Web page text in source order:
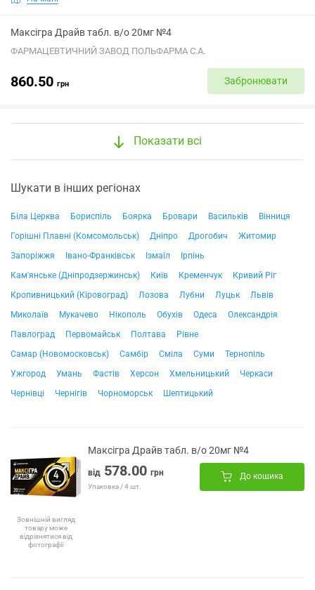
Максігра Драйв табл. в/о 20мг №4
ФАРМАЦЕВТИЧНИЙ ЗАВОД ПОЛЬФАРМА С.А.
860.50 грн Забронювати
Показати всі
Шукати в інших регіонах
Біла Церква Бориспіль Боярка Бровари Васильків
Вінниця
Горішні Плавні (Комсомольськ)
Дніпро Дрогобич
Житомир
Запоріжжя
Івано-Франківськ Ізмаїл
Ірпінь
Кам'янське (Дніпродзержинськ)
Київ Кременчук
Кривий Ріг
Кропивницький (Кіровоград)
Лозова Лубни Луцьк
Львів
Миколаїв
Мукачево Нікополь Обухів Одеса
Олександрія
Павлоград
Первомайськ Полтава
Рівне
Самар (Новомосковськ)
Самбір Сміла Суми
Тернопіль
Ужгород
Умань Фастів Херсон Хмельницький
Черкаси
Чернівці
Чернігів Чорноморськ Шептицький
Зовнішній вигляд
товару може
відрізнятися від
фотографії
Максігра Драйв табл. в/о 20мг №4
від 578.00 грн
Упаковка / 4 шт.
До кошика